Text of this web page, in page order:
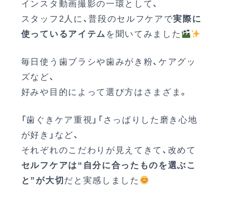
インスタ動画撮影の一環として、
スタッフ2人に、普段のセルフケアで実際に
使っているアイテムを聞いてみました
毎日使う歯ブラシや歯みがき粉、ケアグッ
ズなど、
好みや目的によって選び方はさまざま。
「歯ぐきケア重視」「さっぱりした磨き心地
が好き」など、
それぞれのこだわりが見えてきて、改めて
セルフケアは“自分に合ったものを選ぶこ
と”が大切だと実感しました